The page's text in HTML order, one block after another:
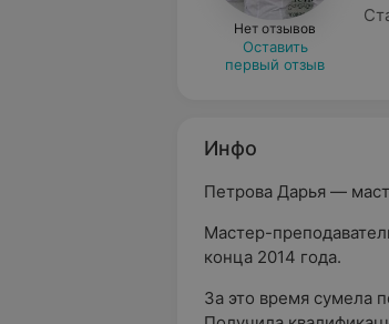
Нет отзывов
Оставить
первый отзыв
Инфо
Петрова Дарья —
Мастер-
конца 2014 года.
За это время сумела